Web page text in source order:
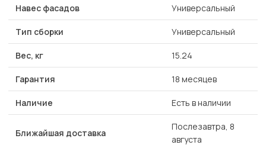
Навес фасадов Универсальный
Тип сборки Универсальный
Вес, кг 15.24
Гарантия 18 месяцев
Наличие Есть в наличии
Ближайшая доставка
Послезавтра, 8
августа